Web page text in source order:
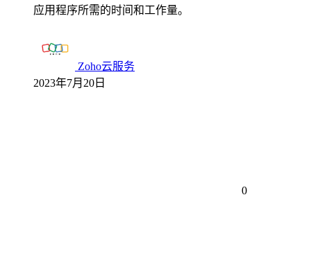
应用程序所需的时间和工作量。
Zoho云服务
2023年7月20日
0